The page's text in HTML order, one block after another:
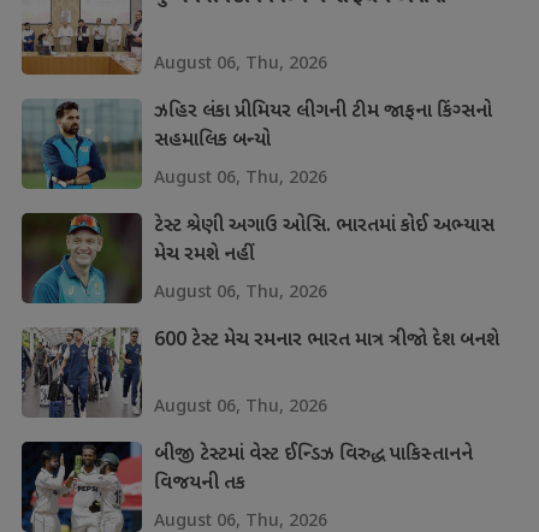
August 06, Thu, 2026
ઝહિર લંકા પ્રીમિયર લીગની ટીમ જાફના કિંગ્સનો
સહમાલિક બન્યો
August 06, Thu, 2026
ટેસ્ટ શ્રેણી અગાઉ ઓસિ. ભારતમાં કોઈ અભ્યાસ
મેચ રમશે નહીં
August 06, Thu, 2026
600 ટેસ્ટ મેચ રમનાર ભારત માત્ર ત્રીજો દેશ બનશે
August 06, Thu, 2026
બીજી ટેસ્ટમાં વેસ્ટ ઈન્ડિઝ વિરુદ્ધ પાકિસ્તાનને
વિજયની તક
August 06, Thu, 2026